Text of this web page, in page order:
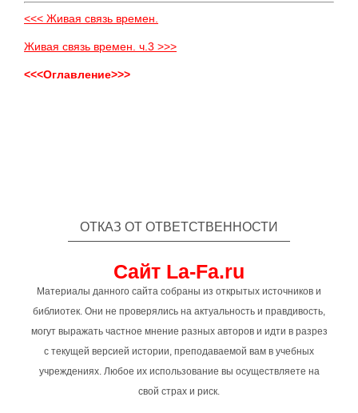
<<< Живая связь времен.
Живая связь времен. ч.3 >>>
<<<Оглавление>>>
ОТКАЗ ОТ ОТВЕТСТВЕННОСТИ
Сайт La-Fa.ru
Материалы данного сайта собраны из открытых источников и
библиотек. Они не проверялись на актуальность и правдивость,
могут выражать частное мнение разных авторов и идти в разрез
с текущей версией истории, преподаваемой вам в учебных
учреждениях. Любое их использование вы осуществляете на
свой страх и риск.